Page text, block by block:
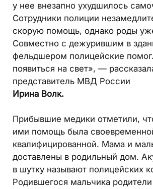
у нее внезапно ухудшилось
Сотрудники полиции
скорую помощь, однако роды
Совместно с дежурившим в
фельдшером полицейские
появиться на свет», —
представитель МВД России
Ирина Волк.
Прибывшие медики отметили,
ими помощь была
квалифицированной. Мама и
доставлены в родильный дом.
в шутку называют полицейских
Родившегося мальчика родители